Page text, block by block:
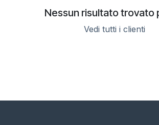
Nessun risultato trovato
Vedi tutti i clienti